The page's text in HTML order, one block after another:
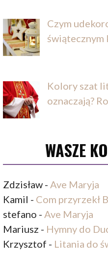
Czym
świątecznym
Kolory szat
oznaczają?
WASZE
Zdzisław - Ave Maryja
Kamil - Com przyrzekł
stefano - Ave Maryja
Mariusz - Hymny do
Krzysztof - Litania do